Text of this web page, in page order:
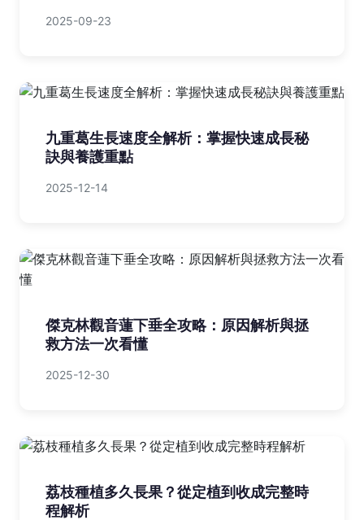
2025-09-23
九重葛生長速度全解析：掌握快速成長秘
訣與養護重點
2025-12-14
傑克林觀音蓮下垂全攻略：原因解析與拯
救方法一次看懂
2025-12-30
荔枝種植多久長果？從定植到收成完整時
程解析